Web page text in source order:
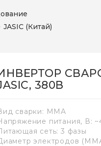
JASIC (Китай)
380В
сварки: MMA
питания, В:
сеть: 3 фазы
электродов